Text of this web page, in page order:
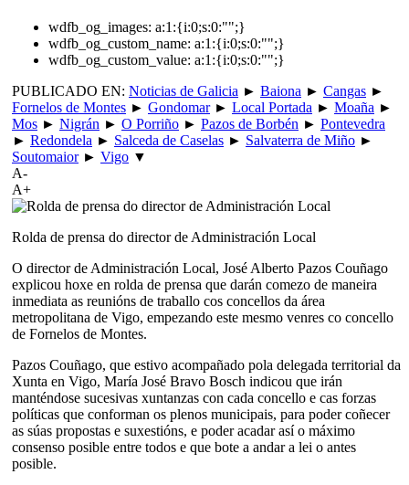
wdfb_og_images: a:1:{i:0;s:0:"";}
wdfb_og_custom_name: a:1:{i:0;s:0:"";}
wdfb_og_custom_value: a:1:{i:0;s:0:"";}
PUBLICADO EN: Noticias de Galicia ► Baiona ► Cangas ►
Fornelos de Montes ► Gondomar► Local Portada ► Moaña ►
Mos ► Nigrán ► O Porriño ► Pazos de Borbén ► Pontevedra
► Redondela ► Salceda de Caselas ► Salvaterra de Miño ►
Soutomaior► Vigo ▼
A-
A+
Rolda de prensa do director de Administración Local
O director de Administración Local, José Alberto Pazos Couñago
explicou hoxe en rolda de prensa que darán comezo de maneira
inmediata as reunións de traballo cos concellos da área
metropolitana de Vigo, empezando este mesmo venres co concello
de Fornelos de Montes.
Pazos Couñago, que estivo acompañado pola delegada territorial da
Xunta en Vigo, María José Bravo Bosch indicou que irán
manténdose sucesivas xuntanzas con cada concello e cas forzas
políticas que conforman os plenos municipais, para poder coñecer
as súas propostas e suxestións, e poder acadar así o máximo
consenso posible entre todos e que bote a andar a lei o antes
posible.